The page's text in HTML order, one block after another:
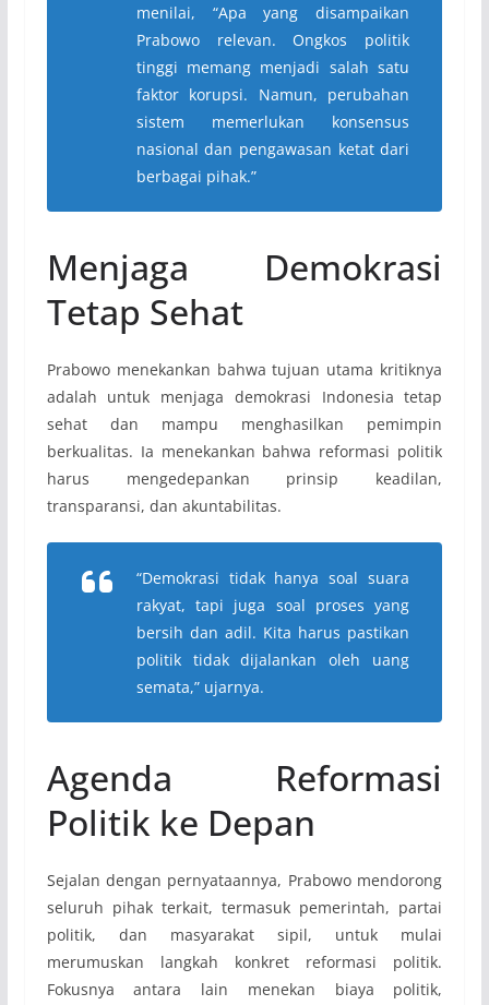
menilai, “Apa yang disampaikan
Prabowo relevan. Ongkos politik
tinggi memang menjadi salah satu
faktor korupsi. Namun, perubahan
sistem memerlukan konsensus
nasional dan pengawasan ketat dari
berbagai pihak.”
Menjaga Demokrasi
Tetap Sehat
Prabowo menekankan bahwa tujuan utama kritiknya
adalah untuk menjaga demokrasi Indonesia tetap
sehat dan mampu menghasilkan pemimpin
berkualitas. Ia menekankan bahwa reformasi politik
harus mengedepankan prinsip keadilan,
transparansi, dan akuntabilitas.
“Demokrasi tidak hanya soal suara
rakyat, tapi juga soal proses yang
bersih dan adil. Kita harus pastikan
politik tidak dijalankan oleh uang
semata,” ujarnya.
Agenda Reformasi
Politik ke Depan
Sejalan dengan pernyataannya, Prabowo mendorong
seluruh pihak terkait, termasuk pemerintah, partai
politik, dan masyarakat sipil, untuk mulai
merumuskan langkah konkret reformasi politik.
Fokusnya antara lain menekan biaya politik,